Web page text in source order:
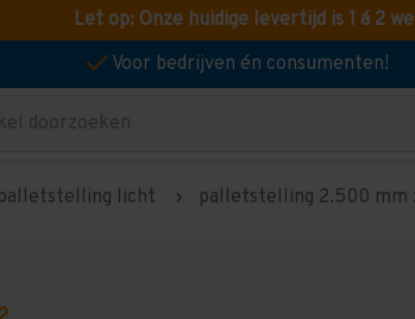
Let op: Onze huidige levertijd is 1 á 2
Voor bedrijven én consumenten!
palletstelling licht palletstelling 2.500 mm